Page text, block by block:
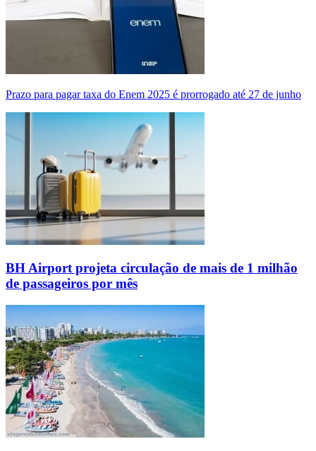
Prazo para pagar taxa do Enem 2025 é prorrogado até 27 de junho
BH Airport projeta circulação de mais de 1 milhão
de passageiros por mês